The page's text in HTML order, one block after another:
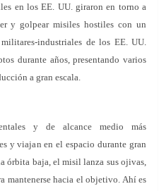
en los EE. UU. giraron en torno a
y golpear misiles hostiles con un
industriales de los EE. UU.
durante años, presentando varios
a gran escala.
y de alcance medio más
y viajan en el espacio durante gran
órbita baja, el misil lanza sus ojivas,
mantenerse hacia el objetivo. Ahí es